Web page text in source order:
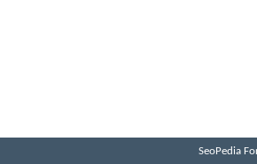
SeoPedia